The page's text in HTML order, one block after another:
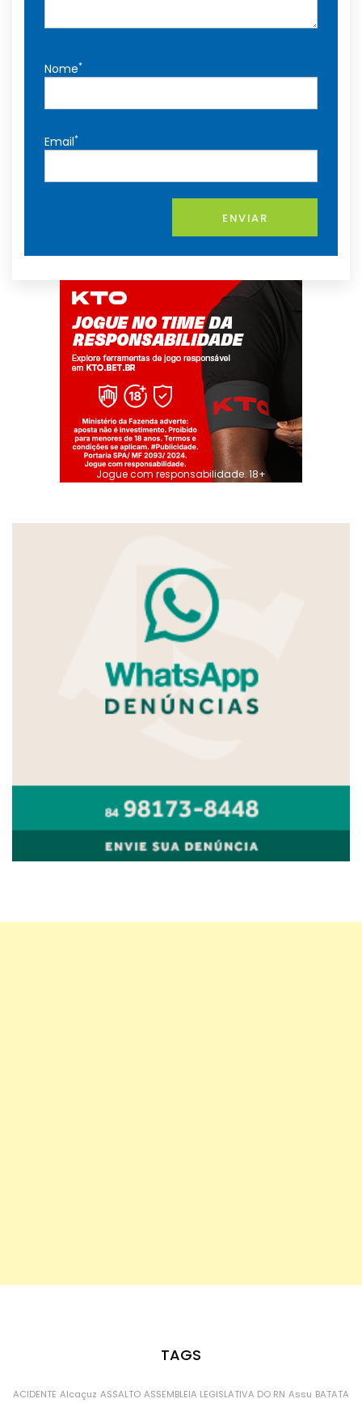
Nome*
Email*
ENVIAR
Jogue com responsabilidade. 18+
TAGS
ACIDENTE Alcaçuz ASSALTO ASSEMBLEIA LEGISLATIVA DO RN Assu BATATA